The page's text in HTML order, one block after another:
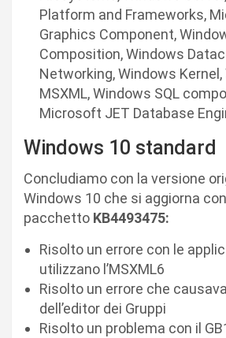
Platform and Frameworks,
Graphics Component,
Composition, Windows
Networking, Windows
MSXML, Windows SQL
Microsoft JET Database
Windows 10 standard
Concludiamo con la versione
Windows 10 che si aggiorna
pacchetto KB4493475:
Risolto un errore con le
utilizzano l’MSXML6
Risolto un errore che
dell’editor dei Gruppi
Risolto un problema con il